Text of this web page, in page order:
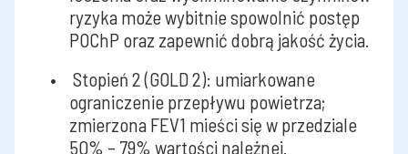
ryzyka może wybitnie spowolnić postęp
POChP oraz zapewnić dobrą jakość życia.
Stopień 2 (GOLD 2): umiarkowane
ograniczenie przepływu powietrza;
zmierzona FEV1 mieści się w przedziale
50% – 79% wartości należnej.